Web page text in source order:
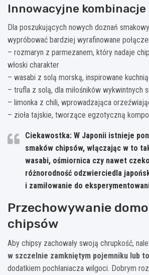
Innowacyjne kombinacje
Dla poszukujących nowych doznań
wypróbować bardziej wyrafinowane
– rozmaryn z parmezanem, który nadaje
włoski charakter
– wasabi z solą morską, inspirowane
– trufla z solą, dla miłośników wykwintnych
– limonka z chili, wprowadzająca
– zioła tajskie, tworzące egzotyczną
Ciekawostka: W Japonii istnieje
smaków chipsów, włączając w to
wasabi, ośmiornica czy nawet
różnorodność odzwierciedla
i zamiłowanie do
Przechowywanie
chipsów
Aby chipsy zachowały swoją chrupkość,
w szczelnie zamkniętym pojemniku lub
dodatkiem pochłaniacza wilgoci. Dobrym